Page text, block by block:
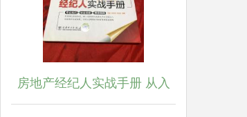
房地产经纪人实战手册 从入